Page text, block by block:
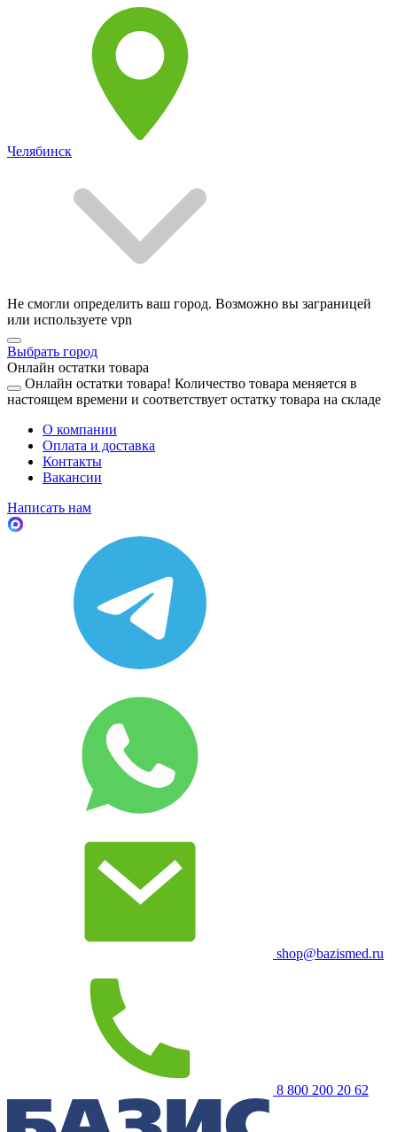
Челябинск
Не смогли определить ваш город. Возможно вы заграницей
или используете vpn
Выбрать город
Онлайн остатки товара
Онлайн остатки товара! Количество товара меняется в
настоящем времени и соответствует остатку товара на складе
О компании
Оплата и доставка
Контакты
Вакансии
Написать нам
shop@bazismed.ru
8 800 200 20 62